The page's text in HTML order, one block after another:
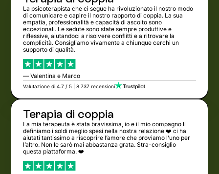
La psicoterapista che ci segue ha rivoluzionato il nostro modo
di comunicare e capire il nostro rapporto di coppia. La sua
empatia, professionalità e capacità di ascolto sono
eccezionali. Le sedute sono state sempre produttive e
riflessive, aiutandoci a risolvere conflitti e a ritrovare la
complicità. Consigliamo vivamente a chiunque cerchi un
supporto di qualità.
— Valentina e Marco
Valutazione di 4.7 / 5 | 8.737 recensioni
Terapia di coppia
La mia terapeuta è stata bravissima, io e il mio compagno li
definiamo i soldi meglio spesi nella nostra relazione ❤️ ci ha
aiutati tantissimo a riscoprire l’amore che proviamo l’uno per
l’altro. Non le sarò mai abbastanza grata. Stra-consiglio
questa piattaforma. ❤️